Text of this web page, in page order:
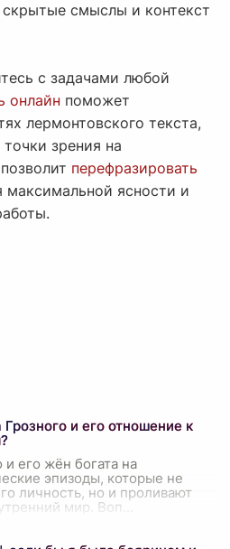
смыслы и контекст
с задачами любой
онлайн поможет
лермонтовского текста,
зрения на
перефразировать
максимальной ясности и
и его отношение к
и его жён богата на
эпизоды, которые не
личность, но и проливают
мир. Воп